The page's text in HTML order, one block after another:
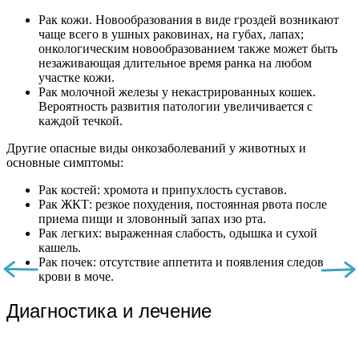
Рак кожи. Новообразования в виде гроздей возникают
чаще всего в ушных раковинах, на губах, лапах;
онкологическим новообразованием также может быть
незаживающая длительное время ранка на любом
участке кожи.
Рак молочной железы у некастрированных кошек.
Вероятность развития патологии увеличивается с
каждой течкой.
Другие опасные виды онкозаболеваний у животных и
основные симптомы:
Рак костей: хромота и припухлость суставов.
Рак ЖКТ: резкое похудения, постоянная рвота после
приема пищи и зловонный запах изо рта.
Рак легких: выраженная слабость, одышка и сухой
кашель.
Рак почек: отсутствие аппетита и появления следов
крови в моче.
Диагностика и лечение